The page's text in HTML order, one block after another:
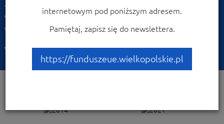
Zobacz ogłoszenia i
wyniki naborów
wniosków
internetowym pod poniższym adresem.
Pamiętaj, zapisz się do newslettera.
https://funduszeue.wielkopolskie.pl